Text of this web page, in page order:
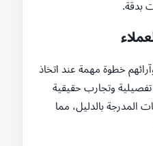
بدقة.
خطوة مهمة عند اتخاذ
تفصيلية وتجارب حقيقية
المدرجة بالدليل، مما